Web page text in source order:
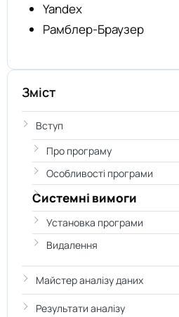
Yandex
Рамблер-Браузер
Зміст
Вступ
Про програму
Особливості програми
Системні вимоги
Установка програми
Видалення
Майстер аналізу даних
Результати аналізу